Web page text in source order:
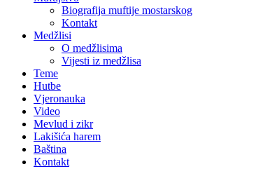
Biografija muftije mostarskog
Kontakt
Medžlisi
O medžlisima
Vijesti iz medžlisa
Teme
Hutbe
Vjeronauka
Video
Mevlud i zikr
Lakišića harem
Baština
Kontakt